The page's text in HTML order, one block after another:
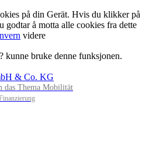
på din Gerät. Hvis du klikker på
godtar å motta alle cookies fra dette
videre
kunne bruke denne funksjonen.
das Thema Mobilität